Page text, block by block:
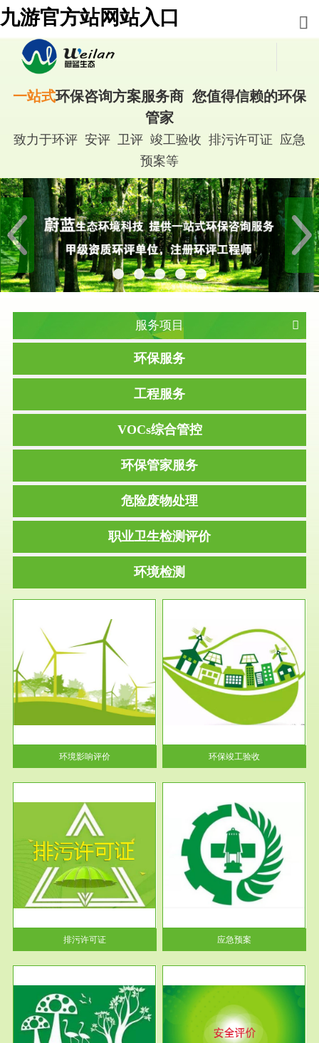
九游官方站网站入口
一站式环保咨询方案服务商 您值得信赖的环保
管家
致力于环评 安评 卫评 竣工验收 排污许可证 应急
预案等
服务项目
环保服务
工程服务
VOCs综合管控
环保管家服务
危险废物处理
职业卫生检测评价
环境检测
环境影响评价
服务范围
环保竣工验收
根据《建设项目环境保护管理条
例》第十七条 编制环境影响报
告书、...
环保竣工验收
排污许可证
服务范围
应急预案
根据《中华人民共和国环境保护
法》第十九条 企业事业单位应
当按照...
应急预案
服务范围